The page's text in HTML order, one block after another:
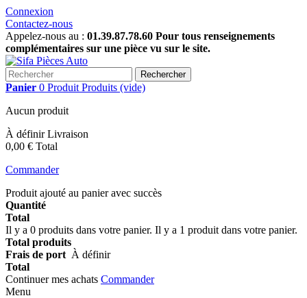
Connexion
Contactez-nous
Appelez-nous au : 01.39.87.78.60 Pour tous renseignements
complémentaires sur une pièce vu sur le site.
Rechercher
Panier 0 Produit Produits (vide)
Aucun produit
À définirLivraison
0,00 € Total
Commander
Produit ajouté au panier avec succès
Quantité
Total
Il y a 0 produits dans votre panier. Il y a 1 produit dans votre panier.
Total produits
Frais de port À définir
Total
Continuer mes achats Commander
Menu